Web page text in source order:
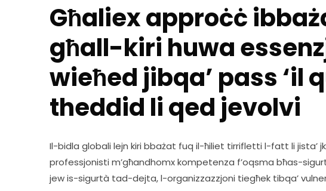
Għaliex approċċ
għall-kiri huwa
wieħed jibqa’ pass ‘il
theddid li qed jevolvi
Il-bidla globali lejn kiri bbażat fuq il-ħiliet tirrifletti l-fatt li jista’
professjonisti m’għandhomx kompetenza f’oqsma bħas-
jew is-sigurtà tad-dejta, l-organizzazzjoni tiegħek tibqa’